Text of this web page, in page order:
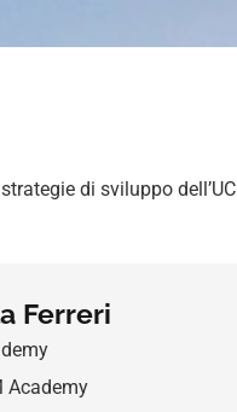
di sviluppo
Ferreri
Academy